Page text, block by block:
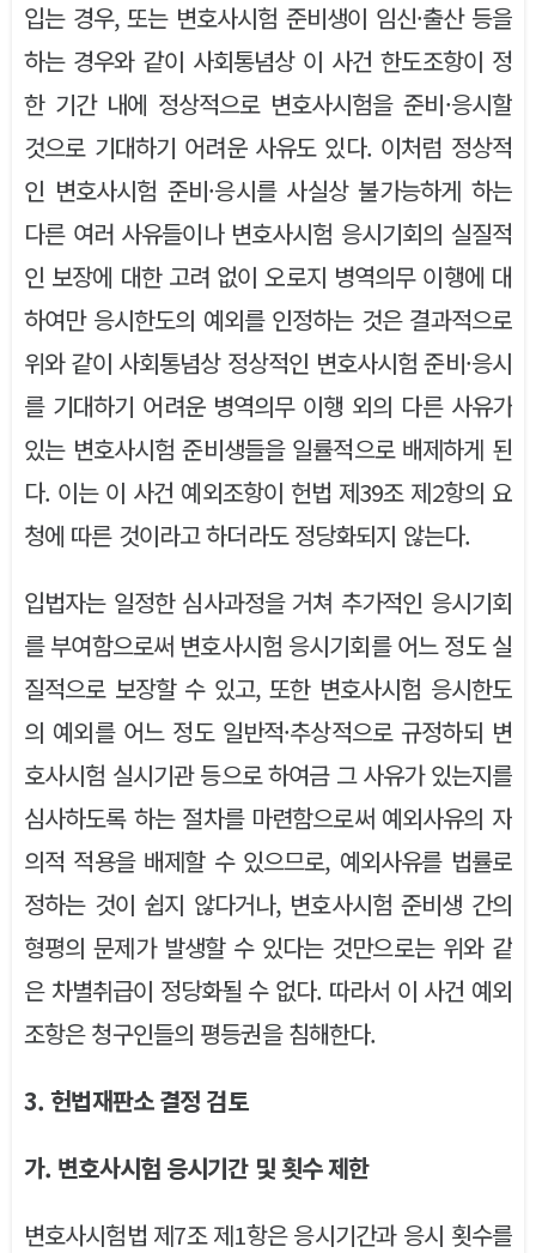
입는 경우, 또는 변호사시험 준비생이 임신·출산 등을
하는 경우와 같이 사회통념상 이 사건 한도조항이 정
한 기간 내에 정상적으로 변호사시험을 준비·응시할
것으로 기대하기 어려운 사유도 있다. 이처럼 정상적
인 변호사시험 준비·응시를 사실상 불가능하게 하는
다른 여러 사유들이나 변호사시험 응시기회의 실질적
인 보장에 대한 고려 없이 오로지 병역의무 이행에 대
하여만 응시한도의 예외를 인정하는 것은 결과적으로
위와 같이 사회통념상 정상적인 변호사시험 준비·응시
를 기대하기 어려운 병역의무 이행 외의 다른 사유가
있는 변호사시험 준비생들을 일률적으로 배제하게 된
다. 이는 이 사건 예외조항이 헌법 제39조 제2항의 요
청에 따른 것이라고 하더라도 정당화되지 않는다.
입법자는 일정한 심사과정을 거쳐 추가적인 응시기회
를 부여함으로써 변호사시험 응시기회를 어느 정도 실
질적으로 보장할 수 있고, 또한 변호사시험 응시한도
의 예외를 어느 정도 일반적·추상적으로 규정하되 변
호사시험 실시기관 등으로 하여금 그 사유가 있는지를
심사하도록 하는 절차를 마련함으로써 예외사유의 자
의적 적용을 배제할 수 있으므로, 예외사유를 법률로
정하는 것이 쉽지 않다거나, 변호사시험 준비생 간의
형평의 문제가 발생할 수 있다는 것만으로는 위와 같
은 차별취급이 정당화될 수 없다. 따라서 이 사건 예외
조항은 청구인들의 평등권을 침해한다.
3. 헌법재판소 결정 검토
가. 변호사시험 응시기간 및 횟수 제한
변호사시험법 제7조 제1항은 응시기간과 응시 횟수를